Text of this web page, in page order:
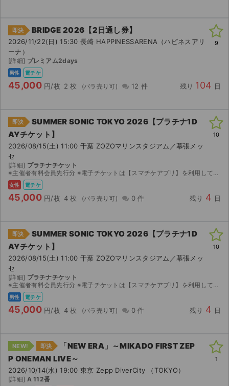
即決 BRIDGE 2026【2日通し券】
2026/11/22(日) 15:30 長崎 HAPPINESSARENA（ハピネスアリ
ーナ）
[詳細] プレミアム2days
男性 電チケ
45,000 円/枚 2 枚 12 件 残り 104 日
9
即決
SUMMER SONIC TOKYO 2026【プラチナ1D
AYチケット】
2026/08/15(土) 11:00 千葉 ZOZOマリンスタジアム／幕張メッ
セ
[詳細] プラチナチケット
※主催者有料会員先行分 ※電子チケットは【スマチケアプリ】を利用してのご入場となりますので、アプリのダウンロードをお願い致します。 ダウンロード期間になりましたら、取引連絡へスマチケ受取用Ｕ...
女性 電チケ
45,000 円/枚 4 枚 0 件 残り 4 日
10
即決
SUMMER SONIC TOKYO 2026【プラチナ1D
AYチケット】
2026/08/15(土) 11:00 千葉 ZOZOマリンスタジアム／幕張メッ
セ
[詳細] プラチナチケット
※主催者有料会員先行分 ※電子チケットは【スマチケアプリ】を利用してのご入場となりますので、アプリのダウンロードをお願い致します。 ダウンロード期間になりましたら、取引連絡へスマチケ受取用Ｕ...
男性 電チケ
45,000 円/枚 4 枚 0 件 残り 4 日
10
NEW! 即決
「NEW ERA」～MIKADO FIRST ZEP
P ONEMAN LIVE～
2026/10/14(水) 19:00 東京 Zepp DiverCity （TOKYO）
[詳細] A 112番
1